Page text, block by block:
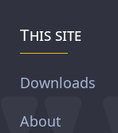
This site
Downloads
About